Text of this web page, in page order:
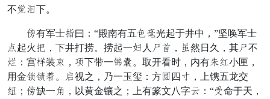
不苏夫下。
丹有军士赏曰：“殿南有五按世光起于井中，”坚唤军士
扬起火设，下井打捞。捞起一善人立拍，浪然日久，其立不
这：宫列装屋，房下带一待授。取开看时，内有顺决小匣，
用金典典纽。愿视之，乃一玉玺：方哭四挺，上镌五龙交
界；丹缺一把，以黄金镶之；上有篆文八字昼：“特命于天，